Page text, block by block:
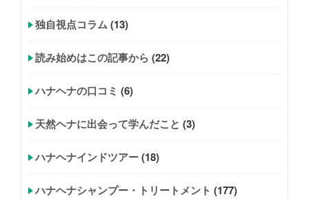
独自視点コラム(13)
読み始めはこの記事から (22)
ハナヘナの口コミ (6)
天然ヘナに出会って学んだこと (3)
ハナヘナインドツアー(18)
ハナヘナシャンプー・トリートメント (177)